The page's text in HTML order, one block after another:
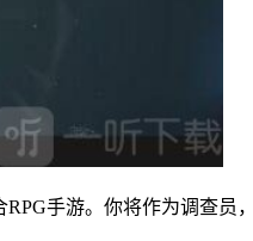
手游。你将作为调查员